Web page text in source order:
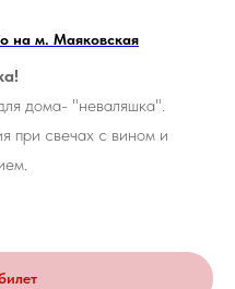
на м. Маяковская
дома- "неваляшка".
при свечах с вином и